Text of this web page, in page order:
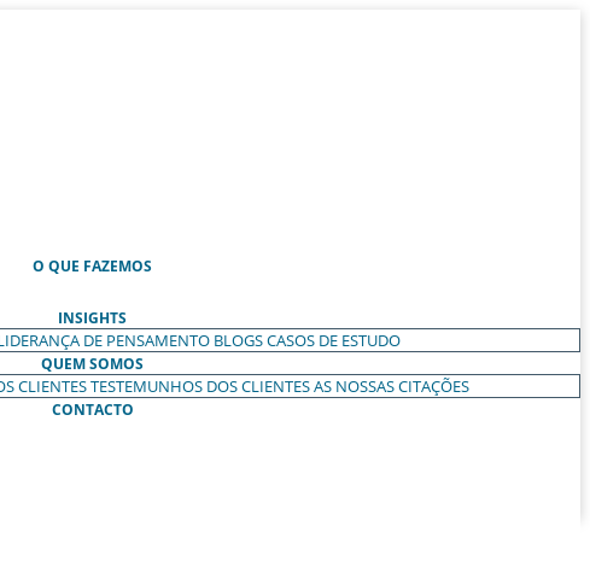
O QUE FAZEMOS
INSIGHTS
DE PENSAMENTO BLOGSCASOS DE ESTUDO
QUEM SOMOS
CLIENTESTESTEMUNHOS DOS CLIENTESAS NOSSAS CITAÇÕES
CONTACTO